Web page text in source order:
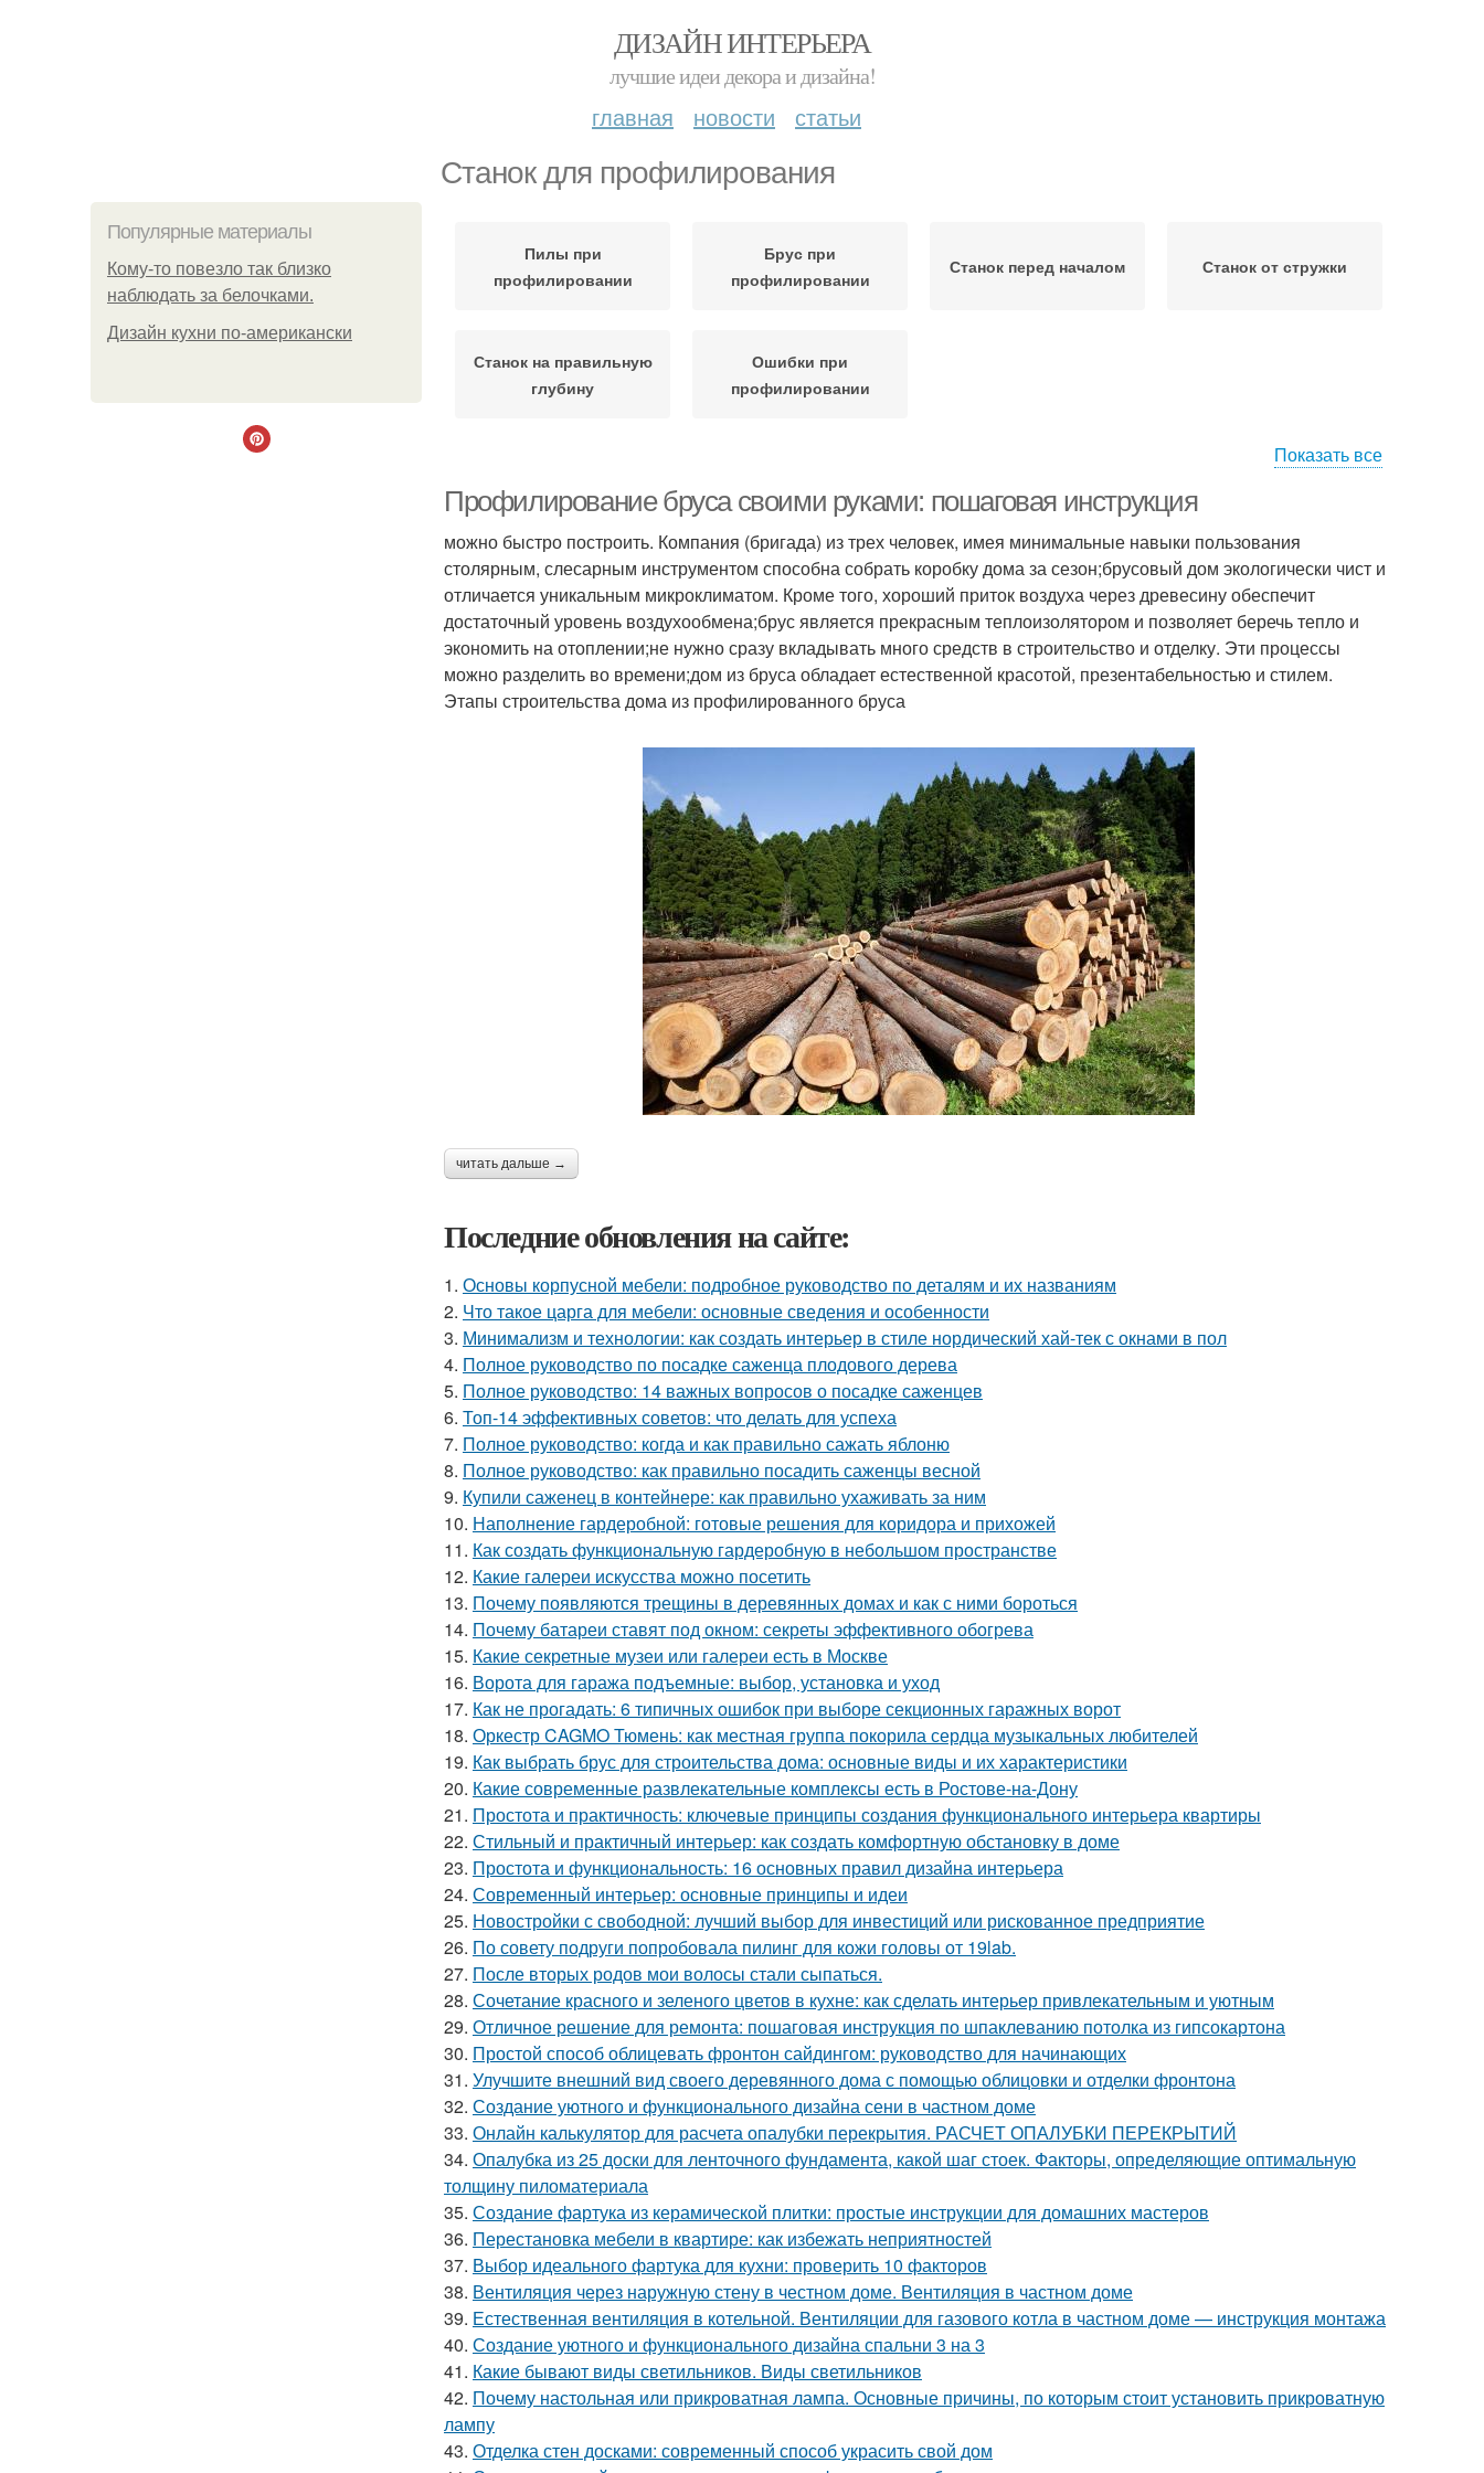
ДИЗАЙН ИНТЕРЬЕРА
лучшие идеи декора и дизайна!
главная новости статьи
Станок для профилирования
Популярные материалы
Кому-то повезло так близко
наблюдать за белочками.
Дизайн кухни по-американски
Пилы при
профилировании
Брус при
профилировании
Станок перед началом Станок от стружки
Станок на правильную
глубину
Ошибки при
профилировании
Показать все
Профилирование бруса своими руками: пошаговая инструкция
можно быстро построить. Компания (бригада) из трех человек, имея минимальные навыки пользования
столярным, слесарным инструментом способна собрать коробку дома за сезон;брусовый дом экологически чист и
отличается уникальным микроклиматом. Кроме того, хороший приток воздуха через древесину обеспечит
достаточный уровень воздухообмена;брус является прекрасным теплоизолятором и позволяет беречь тепло и
экономить на отоплении;не нужно сразу вкладывать много средств в строительство и отделку. Эти процессы
можно разделить во времени;дом из бруса обладает естественной красотой, презентабельностью и стилем.
Этапы строительства дома из профилированного бруса
читать дальше →
Последние обновления на сайте:
1. Основы корпусной мебели: подробное руководство по деталям и их названиям
2. Что такое царга для мебели: основные сведения и особенности
3. Минимализм и технологии: как создать интерьер в стиле нордический хай-тек с окнами в пол
4. Полное руководство по посадке саженца плодового дерева
5. Полное руководство: 14 важных вопросов о посадке саженцев
6. Топ-14 эффективных советов: что делать для успеха
7. Полное руководство: когда и как правильно сажать яблоню
8. Полное руководство: как правильно посадить саженцы весной
9. Купили саженец в контейнере: как правильно ухаживать за ним
10. Наполнение гардеробной: готовые решения для коридора и прихожей
11. Как создать функциональную гардеробную в небольшом пространстве
12. Какие галереи искусства можно посетить
13. Почему появляются трещины в деревянных домах и как с ними бороться
14. Почему батареи ставят под окном: секреты эффективного обогрева
15. Какие секретные музеи или галереи есть в Москве
16. Ворота для гаража подъемные: выбор, установка и уход
17. Как не прогадать: 6 типичных ошибок при выборе секционных гаражных ворот
18. Оркестр CAGMO Тюмень: как местная группа покорила сердца музыкальных любителей
19. Как выбрать брус для строительства дома: основные виды и их характеристики
20. Какие современные развлекательные комплексы есть в Ростове-на-Дону
21. Простота и практичность: ключевые принципы создания функционального интерьера квартиры
22. Стильный и практичный интерьер: как создать комфортную обстановку в доме
23. Простота и функциональность: 16 основных правил дизайна интерьера
24. Современный интерьер: основные принципы и идеи
25. Новостройки с свободной: лучший выбор для инвестиций или рискованное предприятие
26. По совету подруги попробовала пилинг для кожи головы от 19lab.
27. После вторых родов мои волосы стали сыпаться.
28. Сочетание красного и зеленого цветов в кухне: как сделать интерьер привлекательным и уютным
29. Отличное решение для ремонта: пошаговая инструкция по шпаклеванию потолка из гипсокартона
30. Простой способ облицевать фронтон сайдингом: руководство для начинающих
31. Улучшите внешний вид своего деревянного дома с помощью облицовки и отделки фронтона
32. Создание уютного и функционального дизайна сени в частном доме
33. Онлайн калькулятор для расчета опалубки перекрытия. РАСЧЕТ ОПАЛУБКИ ПЕРЕКРЫТИЙ
34. Опалубка из 25 доски для ленточного фундамента, какой шаг стоек. Факторы, определяющие оптимальную
толщину пиломатериала
35. Создание фартука из керамической плитки: простые инструкции для домашних мастеров
36. Перестановка мебели в квартире: как избежать неприятностей
37. Выбор идеального фартука для кухни: проверить 10 факторов
38. Вентиляция через наружную стену в честном доме. Вентиляция в частном доме
39. Естественная вентиляция в котельной. Вентиляции для газового котла в частном доме — инструкция монтажа
40. Создание уютного и функционального дизайна спальни 3 на 3
41. Какие бывают виды светильников. Виды светильников
42. Почему настольная или прикроватная лампа. Основные причины, по которым стоит установить прикроватную
лампу
43. Отделка стен досками: современный способ украсить свой дом